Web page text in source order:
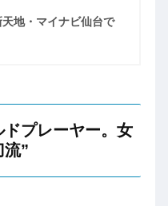
地・マイナビ仙台で
プレーヤー。女
”